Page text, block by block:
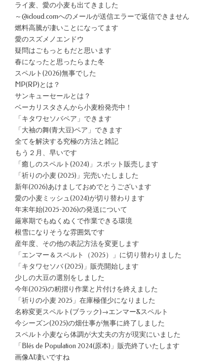
ライ麦、愛の小麦も出てきました
～@icloud.comへのメールが送信エラーで返信できません
燃料高騰が凄いことになってます
愛のスズメノエンドウ
疑問はごもっともだと思います
春になったと思ったらまた冬
スペルト(2026)無事でした
MP(RP)とは？
サンキューセールとは？
ベーカリスタさんから小麦粉発売中！
「キタワセソバペア」できます
「大袖の舞(青大豆)ペア」できます
全てを解決する究極の方法と雑記
もう２月、早いです
「癒しのスペルト(2024)」スポット販売します
「祈りの小麦 (2025)」完売いたしました
新年(2026)あけましておめでとうございます
愛の小麦ミッシュ(2024)が切り替わります
年末年始(2025-2026)の発送について
厳寒期でもぬくぬくで作業できる環境
根雪になりそうな雰囲気です
産年度、その他の表記方法を変更します
「エンマー＆スペルト（2025）」に切り替わりました
「キタワセソバ (2025)」販売開始します
少しの大豆の選別をしました
今年(2025)の籾摺り作業と片付けを終えました
「祈りの小麦 2025」在庫極僅少になりました
名称変更スペルト(ブラック)→エンマー&スペルト
今シーズン(2025)の畑仕事が無事に終了しました
スペルト小麦なら体調が大丈夫の方が現実にいました
「Blés de Population 2024(原本)」販売終了いたします
画像AI凄いですね